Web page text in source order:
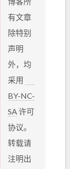
有文章
除特别
声明
外，均
采用
BY-NC-
SA许可
协议。
转载请
注明出